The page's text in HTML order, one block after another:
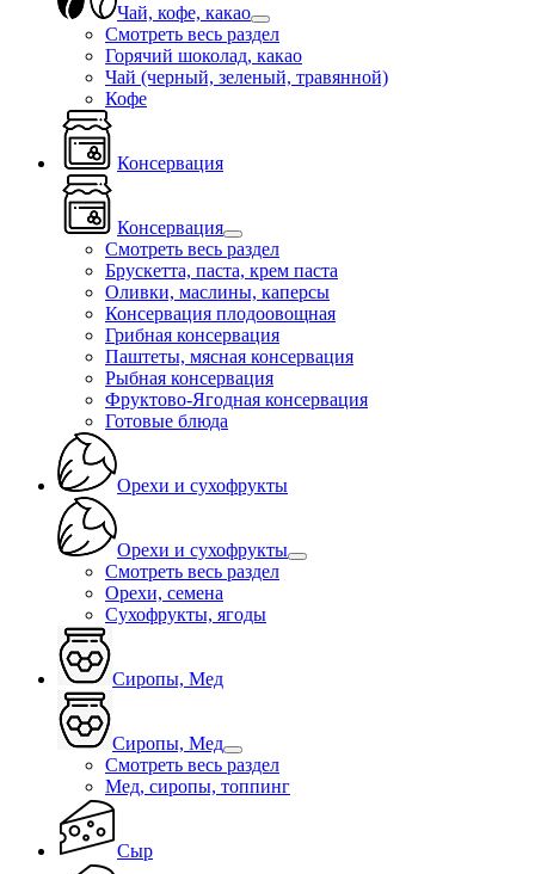
Чай, кофе, какао
Смотреть весь раздел
Горячий шоколад, какао
Чай (черный, зеленый, травянной)
Кофе
Консервация
Консервация
Смотреть весь раздел
Брускетта, паста, крем паста
Оливки, маслины, каперсы
Консервация плодоовощная
Грибная консервация
Паштеты, мясная консервация
Рыбная консервация
Фруктово-Ягодная консервация
Готовые блюда
Орехи и сухофрукты
Орехи и сухофрукты
Смотреть весь раздел
Орехи, семена
Сухофрукты, ягоды
Сиропы, Мед
Сиропы, Мед
Смотреть весь раздел
Мед, сиропы, топпинг
Сыр